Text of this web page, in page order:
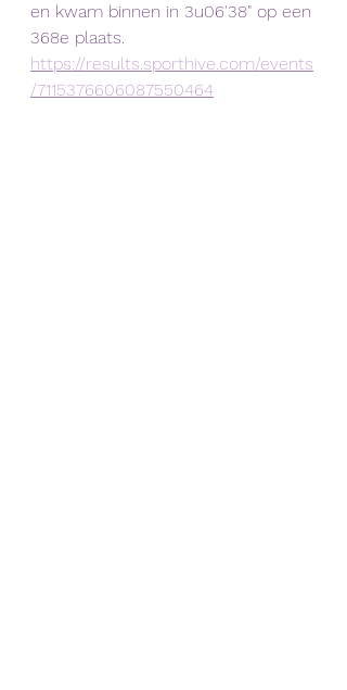
en kwam binnen in 3u06'38" op een
368e plaats.
https://results.sporthive.com/events
/7115376606087550464